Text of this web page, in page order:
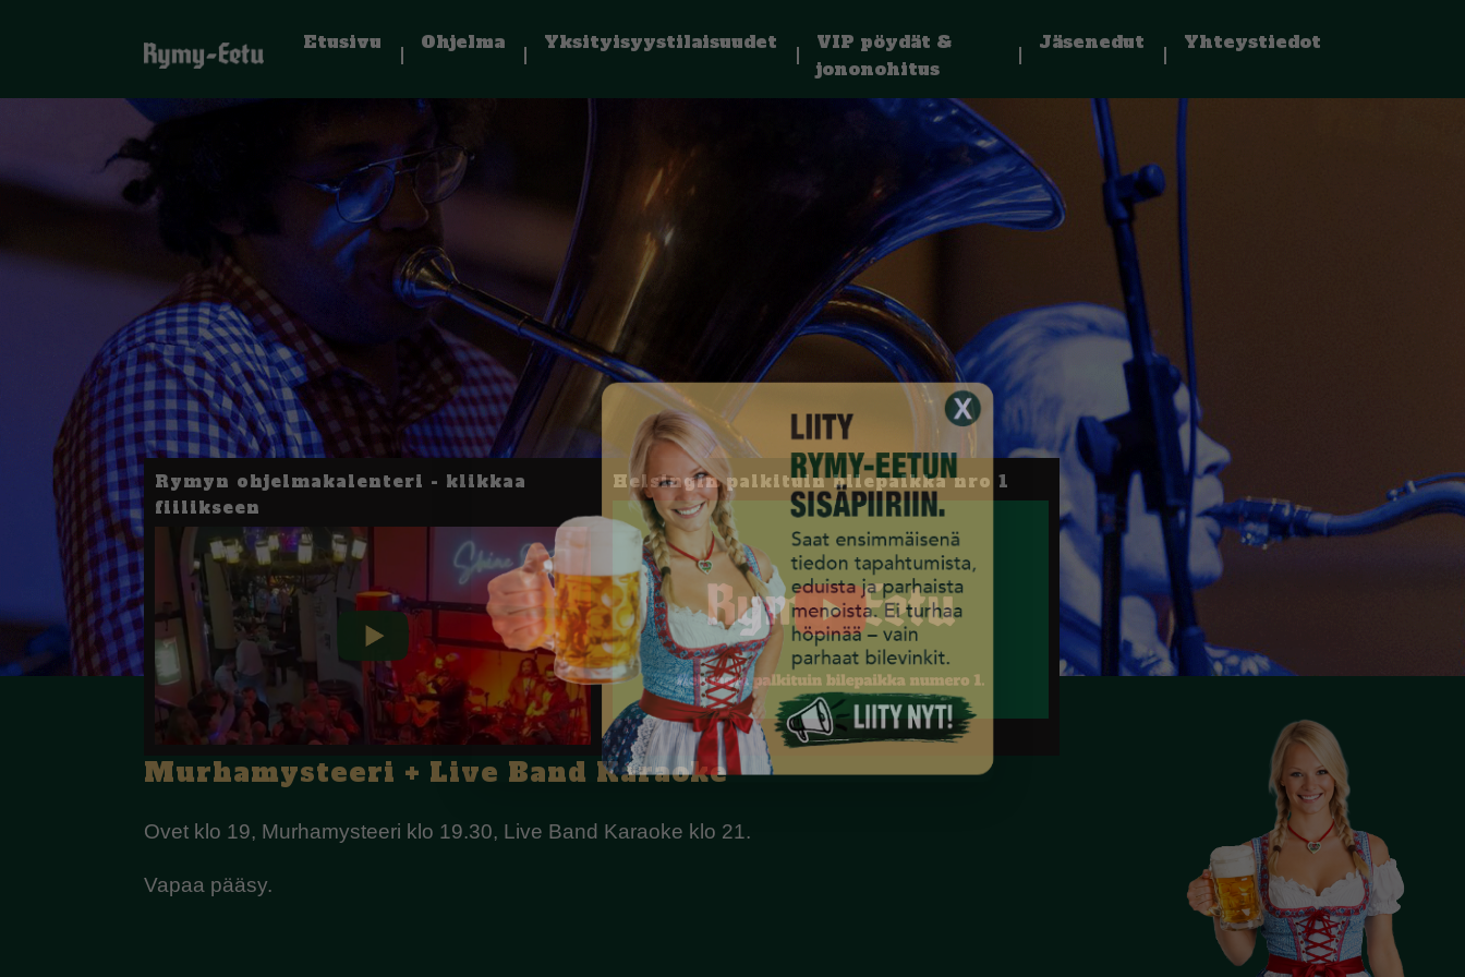
Etusivu Ohjelma Yksityisyystilaisuudet
VIP pöydät &
jononohitus
Jäsenedut Yhteystiedot
Rymyn ohjelmakalenteri - klikkaa
fiilikseen
Helsingin palkituin bilepaikka nro 1
Murhamysteeri + Live Band Karaoke
Ovet klo 19, Murhamysteeri klo 19.30, Live Band Karaoke klo 21.
Vapaa pääsy.